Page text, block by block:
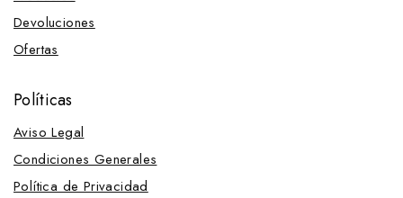
Devoluciones
Ofertas
Políticas
Aviso Legal
Condiciones Generales
Política de Privacidad